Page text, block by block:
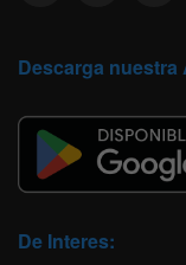
Descarga nuestra
De Interes: